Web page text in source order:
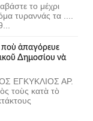
το μέχρι
τυραννάς τα ....
ποὺ ἀπαγόρευε
Δημοσίου νὰ
ΕΓΚΥΚΛΙΟΣ ΑΡ.
τοὺς κατὰ τὸ